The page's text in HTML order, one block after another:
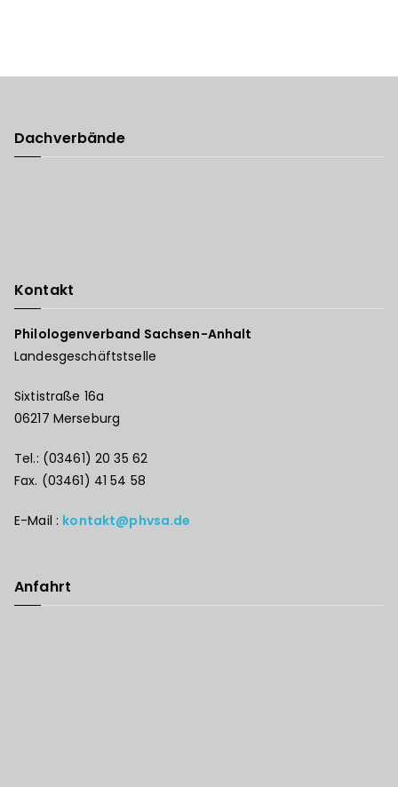
Dachverbände
Kontakt
Philologenverband Sachsen-Anhalt
Landesgeschäftstselle
Sixtistraße 16a
06217 Merseburg
Tel.: (03461) 20 35 62
Fax. (03461) 41 54 58
E-Mail : kontakt@phvsa.de
Anfahrt